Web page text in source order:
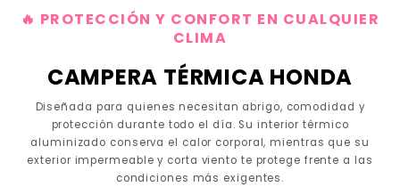
🔥 PROTECCIÓN Y CONFORT EN CUALQUIER
CLIMA
CAMPERA TÉRMICA HONDA
Diseñada para quienes necesitan abrigo, comodidad y
protección durante todo el día. Su interior térmico
aluminizado conserva el calor corporal, mientras que su
exterior impermeable y corta viento te protege frente a las
condiciones más exigentes.